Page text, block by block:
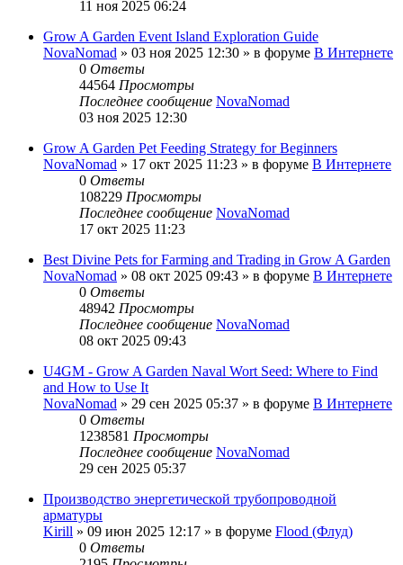
11 ноя 2025 06:24
Grow A Garden Event Island Exploration Guide
NovaNomad » 03 ноя 2025 12:30 » в форуме В Интернете
0 Ответы
44564 Просмотры
Последнее сообщение NovaNomad
03 ноя 2025 12:30
Grow A Garden Pet Feeding Strategy for Beginners
NovaNomad » 17 окт 2025 11:23 » в форуме В Интернете
0 Ответы
108229 Просмотры
Последнее сообщение NovaNomad
17 окт 2025 11:23
Best Divine Pets for Farming and Trading in Grow A Garden
NovaNomad » 08 окт 2025 09:43 » в форуме В Интернете
0 Ответы
48942 Просмотры
Последнее сообщение NovaNomad
08 окт 2025 09:43
U4GM - Grow A Garden Naval Wort Seed: Where to Find
and How to Use It
NovaNomad » 29 сен 2025 05:37 » в форуме В Интернете
0 Ответы
1238581 Просмотры
Последнее сообщение NovaNomad
29 сен 2025 05:37
Производство энергетической трубопроводной
арматуры
Kirill » 09 июн 2025 12:17 » в форуме Flood (Флуд)
0 Ответы